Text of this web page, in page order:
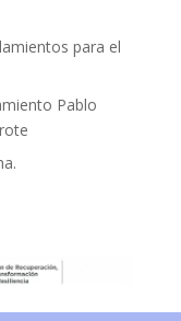
para el
Pablo